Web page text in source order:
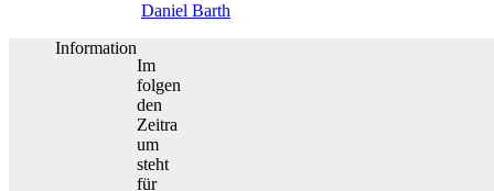
Daniel Barth
Information
Im
folgen
den
Zeitra
um
steht
für